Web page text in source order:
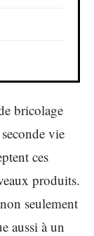
bricolage
vie
ces
produits.
seulement
aussi à un